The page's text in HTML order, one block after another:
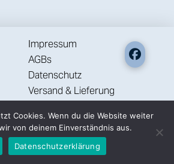
Impressum
AGBs
Datenschutz
Versand & Lieferung
Zahlungsweisen
Cookies. Wenn du die Website weiter
von deinem Einverständnis aus.
Datenschutzerklärung